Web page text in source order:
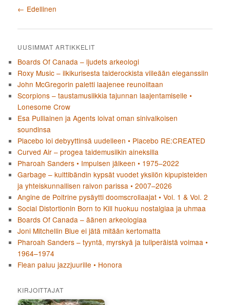
Artikkelien selaus
← Edellinen
UUSIMMAT ARTIKKELIT
Boards Of Canada – ljudets arkeologi
Roxy Music – ilkikurisesta taiderockista viileään eleganssiin
John McGregorin paletti laajenee reunoiltaan
Scorpions – taustamusiikkia tajunnan laajentamiselle •
Lonesome Crow
Esa Pulliainen ja Agents loivat oman sinivalkoisen
soundinsa
Placebo loi debyyttinsä uudelleen • Placebo RE:CREATED
Curved Air – progea taidemusiikin aineksilla
Pharoah Sanders • Impulsen jälkeen • 1975–2022
Garbage – kulttibändin kypsät vuodet yksilön kipupisteiden
ja yhteiskunnallisen raivon parissa • 2007–2026
Angine de Poitrine pysäytti doomscrollaajat • Vol. 1 & Vol. 2
Social Distortionin Born to Kill huokuu nostalgiaa ja uhmaa
Boards Of Canada – äänen arkeologiaa
Joni Mitchellin Blue ei jätä mitään kertomatta
Pharoah Sanders – tyyntä, myrskyä ja tuliperäistä voimaa •
1964–1974
Flean paluu jazzjuurille • Honora
KIRJOITTAJAT